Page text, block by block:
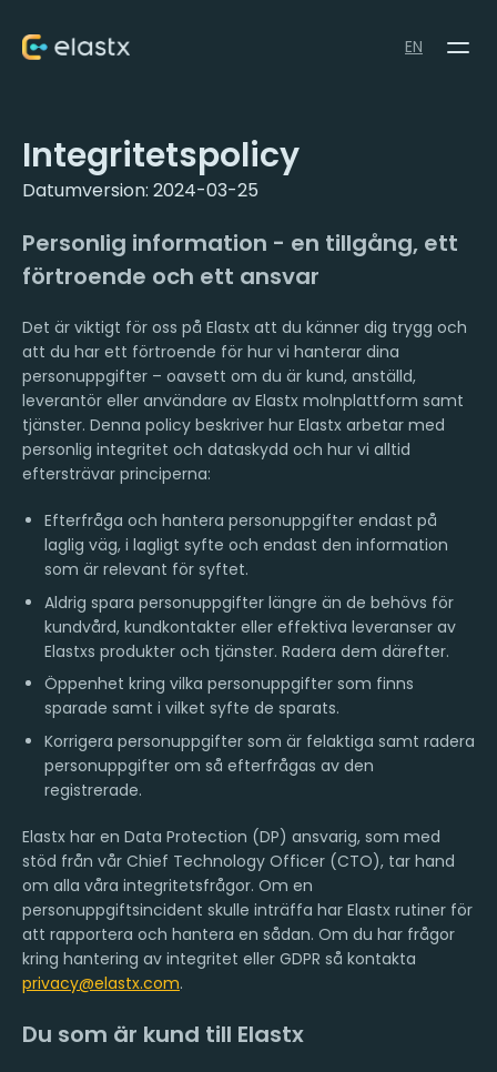
EN
Integritetspolicy
Datumversion: 2024-03-25
Personlig information - en tillgång, ett
förtroende och ett ansvar
Det är viktigt för oss på Elastx att du känner dig trygg och
att du har ett förtroende för hur vi hanterar dina
personuppgifter – oavsett om du är kund, anställd,
leverantör eller användare av Elastx molnplattform samt
tjänster. Denna policy beskriver hur Elastx arbetar med
personlig integritet och dataskydd och hur vi alltid
eftersträvar principerna:
Efterfråga och hantera personuppgifter endast på
laglig väg, i lagligt syfte och endast den information
som är relevant för syftet.
Aldrig spara personuppgifter längre än de behövs för
kundvård, kundkontakter eller effektiva leveranser av
Elastxs produkter och tjänster. Radera dem därefter.
Öppenhet kring vilka personuppgifter som finns
sparade samt i vilket syfte de sparats.
Korrigera personuppgifter som är felaktiga samt radera
personuppgifter om så efterfrågas av den
registrerade.
Elastx har en Data Protection (DP) ansvarig, som med
stöd från vår Chief Technology Officer (CTO), tar hand
om alla våra integritetsfrågor. Om en
personuppgiftsincident skulle inträffa har Elastx rutiner för
att rapportera och hantera en sådan. Om du har frågor
kring hantering av integritet eller GDPR så kontakta
privacy@elastx.com.
Du som är kund till Elastx